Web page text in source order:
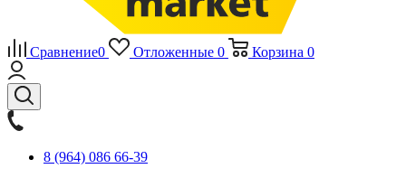
Сравнение0 Отложенные 0 Корзина 0
8 (964) 086 66-39